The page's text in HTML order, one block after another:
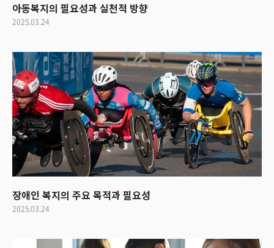
아동복지의 필요성과 실천적 방향
2025.03.24
장애인 복지의 주요 목적과 필요성
2025.03.24